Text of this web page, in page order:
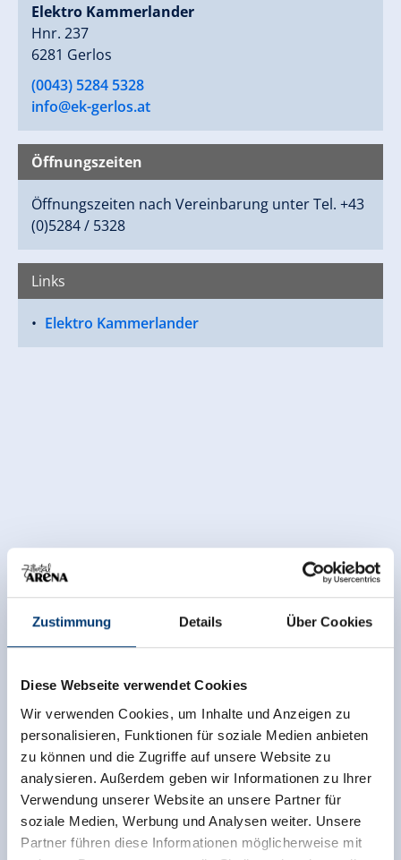
Zustimmung Details Über Cookies
Diese Webseite verwendet Cookies
Wir verwenden Cookies, um Inhalte und Anzeigen zu
personalisieren, Funktionen für soziale Medien anbieten
zu können und die Zugriffe auf unsere Website zu
analysieren. Außerdem geben wir Informationen zu Ihrer
Verwendung unserer Website an unsere Partner für
soziale Medien, Werbung und Analysen weiter. Unsere
Partner führen diese Informationen möglicherweise mit
Elektro Kammerlander
Hnr. 237
6281 Gerlos
(0043) 5284 5328
info@ek-gerlos.at
Öffnungszeiten
Öffnungszeiten nach Vereinbarung unter Tel. +43
(0)5284 / 5328
Links
Elektro Kammerlander
Zurück zur Übersicht